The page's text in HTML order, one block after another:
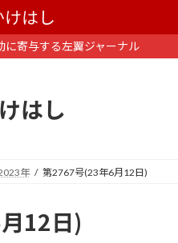
寄与する左翼ジャーナル
はし
年 第2767号(23年6月12日)
12日)